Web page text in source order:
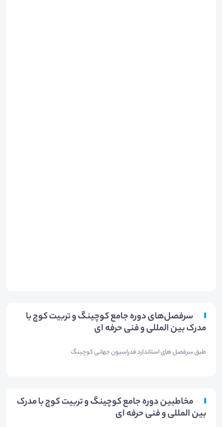
سرفصل‌های دوره جامع کوچینگ و تربیت کوچ با
مدرک بین المللی و فنی حرفه ای
طبق سرفصل های استاندارد فدراسیون جهانی کوچینگ
مخاطبین دوره جامع کوچینگ و تربیت کوچ با مدرک
بین المللی و فنی حرفه ای